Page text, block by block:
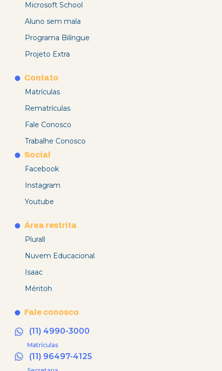
Microsoft School
Aluno sem mala
Programa Bilíngue
Projeto Extra
Contato
Matrículas
Rematrículas
Fale Conosco
Trabalhe Conosco
Social
Facebook
Instagram
Youtube
Área restrita
Plurall
Nuvem Educacional
Isaac
Méritoh
Fale conosco
(11) 4990-3000
Matrículas
(11) 96497-4125